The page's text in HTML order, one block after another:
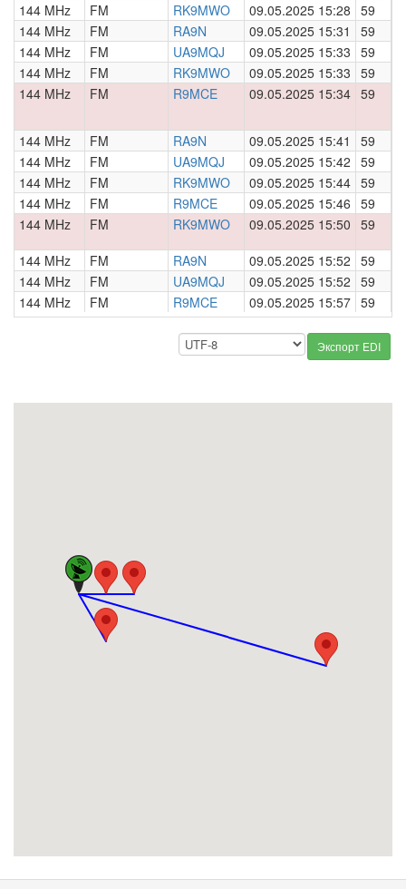
144 MHz
FM RK9MWO 09.05.2025 15:28 59
144 MHz
FM RA9N 09.05.2025 15:31 59
144 MHz
FM UA9MQJ 09.05.2025 15:33 59
144 MHz
FM RK9MWO 09.05.2025 15:33 59
144 MHz
FM R9MCE 09.05.2025 15:34 59
144 MHz FM RA9N 09.05.2025 15:41 59
144 MHz
FM UA9MQJ 09.05.2025 15:42 59
144 MHz
FM RK9MWO 09.05.2025 15:44 59
144 MHz
FM R9MCE 09.05.2025 15:46 59
144 MHz
FM RK9MWO 09.05.2025 15:50 59
144 MHz
FM RA9N 09.05.2025 15:52 59
144 MHz
FM UA9MQJ 09.05.2025 15:52 59
144 MHz
FM R9MCE 09.05.2025 15:57 59
Экспорт EDI